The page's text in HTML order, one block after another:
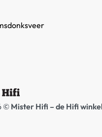
© Mister Hifi – de Hifi